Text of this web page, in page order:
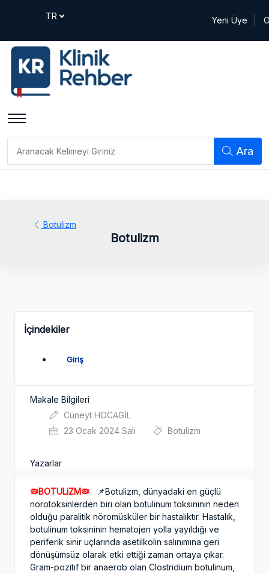
Yeni Üye
Ara
Botulizm
Botulizm
İçindekiler
Giriş
Makale Bilgileri
Cüneyt HOCAGİL
23 Ocak 2024 Salı
Botulizm
Yazarlar
🦠BOTULiZM🦠 📌Botulizm, dünyadaki en güçlü
nörotoksinlerden biri olan botulinum toksininin neden
olduğu paralitik nöromüsküler bir hastalıktır. Hastalık,
botulinum toksininin hematojen yolla yayıldığı ve
periferik sinir uçlarında asetilkolin salınımına geri
dönüşümsüz olarak etki ettiği zaman ortaya çıkar.
Gram-pozitif bir anaerob olan Clostridium botulinum,